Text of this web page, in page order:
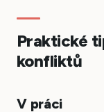
Praktické
konfliktů
V práci